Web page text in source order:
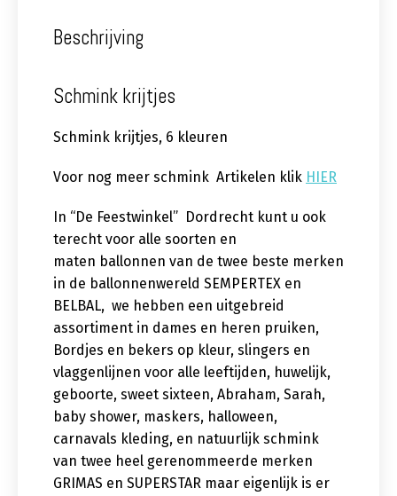
Beschrijving
Schmink krijtjes
Schmink krijtjes, 6 kleuren
Voor nog meer schmink Artikelen klik HIER
In “De Feestwinkel” Dordrecht kunt u ook
terecht voor alle soorten en
maten ballonnen van de twee beste merken
in de ballonnenwereld SEMPERTEX en
BELBAL, we hebben een uitgebreid
assortiment in dames en heren pruiken,
Bordjes en bekers op kleur, slingers en
vlaggenlijnen voor alle leeftijden, huwelijk,
geboorte, sweet sixteen, Abraham, Sarah,
baby shower, maskers, halloween,
carnavals kleding, en natuurlijk schmink
van twee heel gerenommeerde merken
GRIMAS en SUPERSTAR maar eigenlijk is er